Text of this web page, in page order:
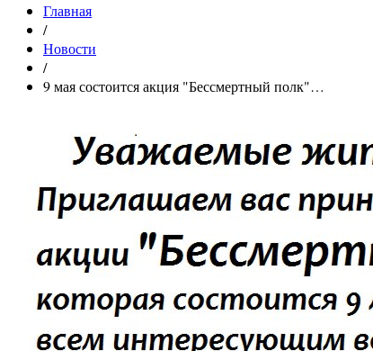
Главная
/
Новости
/
9 мая состоится акция "Бессмертный полк"…